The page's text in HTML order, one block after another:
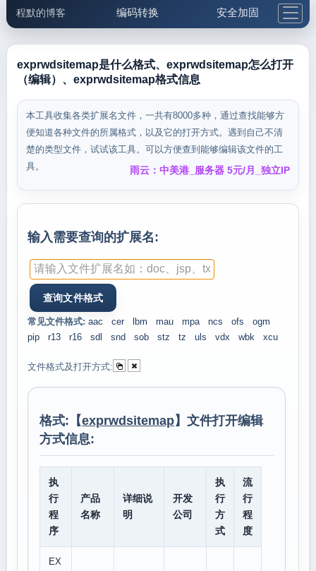
程默的博客 编码转换 安全加固
邮件工具 生活便民 更多工具
5.1支付宝大红包
exprwdsitemap是什么格式、exprwdsitemap怎么打开
（编辑）、exprwdsitemap格式信息
本工具收集各类扩展名文件，一共有8000多种，通过查找能够方
便知道各种文件的所属格式，以及它的打开方式。遇到自己不清
楚的类型文件，试试该工具。可以方便查到能够编辑该文件的工
具。
雨云：中美港_服务器 5元/月_独立IP
输入需要查询的扩展名:
常见文件格式: aac cer lbm mau mpa ncs ofs
ogm
pip
r13 r16 sdl snd sob stz tz uls vdx wbk xcu
文件格式及打开方式:
格式:【exprwdsitemap】文件打开编辑
方式信息:
执
行
程
序
产品
名称
详细说
明
开发
公司
执
行
方
式
流
行
程
度
EX